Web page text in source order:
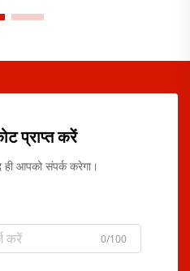
प्राप्त करें
ही आपको संपर्क करेगा।
0/100